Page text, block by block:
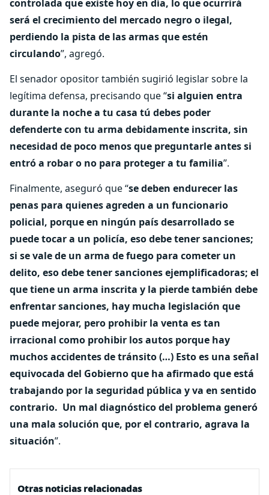
controlada que existe hoy en día, lo que ocurrirá
será el crecimiento del mercado negro o ilegal,
perdiendo la pista de las armas que estén
circulando”, agregó.
El senador opositor también sugirió legislar sobre la
legítima defensa, precisando que “si alguien entra
durante la noche a tu casa tú debes poder
defenderte con tu arma debidamente inscrita, sin
necesidad de poco menos que preguntarle antes si
entró a robar o no para proteger a tu familia”.
Finalmente, aseguró que “se deben endurecer las
penas para quienes agreden a un funcionario
policial, porque en ningún país desarrollado se
puede tocar a un policía, eso debe tener sanciones;
si se vale de un arma de fuego para cometer un
delito, eso debe tener sanciones ejemplificadoras; el
que tiene un arma inscrita y la pierde también debe
enfrentar sanciones, hay mucha legislación que
puede mejorar, pero prohibir la venta es tan
irracional como prohibir los autos porque hay
muchos accidentes de tránsito (…) Esto es una señal
equivocada del Gobierno que ha afirmado que está
trabajando por la seguridad pública y va en sentido
contrario. Un mal diagnóstico del problema generó
una mala solución que, por el contrario, agrava la
situación”.
Otras noticias relacionadas